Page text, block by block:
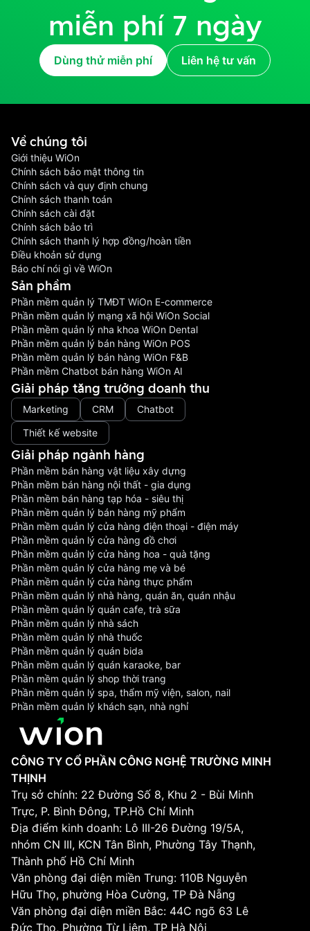
miễn phí 7 ngày
Dùng thử miễn phí Liên hệ tư vấn
Về chúng tôi
Giới thiệu WiOn
Chính sách bảo mật thông tin
Chính sách và quy định chung
Chính sách thanh toán
Chính sách cài đặt
Chính sách bảo trì
Chính sách thanh lý hợp đồng/hoàn tiền
Điều khoản sử dụng
Báo chí nói gì về WiOn
Sản phầm
Phần mềm quản lý TMĐT WiOn E-commerce
Phần mềm quản lý mạng xã hội WiOn Social
Phần mềm quản lý nha khoa WiOn Dental
Phần mềm quản lý bán hàng WiOn POS
Phần mềm quản lý bán hàng WiOn F&B
Phần mềm Chatbot bán hàng WiOn AI
Giải pháp tăng trưởng doanh thu
Marketing CRM
Chatbot
Thiết kế website
Giải pháp ngành hàng
Phần mềm bán hàng vật liệu xây dựng
Phần mềm bán hàng nội thất - gia dụng
Phần mềm bán hàng tạp hóa - siêu thị
Phần mềm quản lý bán hàng mỹ phẩm
Phần mềm quản lý cửa hàng điện thoại - điện máy
Phần mềm quản lý cửa hàng đồ chơi
Phần mềm quản lý cửa hàng hoa - quà tặng
Phần mềm quản lý cửa hàng mẹ và bé
Phần mềm quản lý cửa hàng thực phẩm
Phần mềm quản lý nhà hàng, quán ăn, quán nhậu
Phần mềm quản lý quán cafe, trà sữa
Phần mềm quản lý nhà sách
Phần mềm quản lý nhà thuốc
Phần mềm quản lý quán bida
Phần mềm quản lý quán karaoke, bar
Phần mềm quản lý shop thời trang
Phần mềm quản lý spa, thẩm mỹ viện, salon, nail
Phần mềm quản lý khách sạn, nhà nghỉ
CÔNG TY CỔ PHẦN CÔNG NGHỆ TRƯỜNG MINH
THỊNH
Trụ sở chính: 22 Đường Số 8, Khu 2 - Bùi Minh
Trực, P. Bình Đông, TP.Hồ Chí Minh
Địa điểm kinh doanh: Lô III-26 Đường 19/5A,
nhóm CN III, KCN Tân Bình, Phường Tây Thạnh,
Thành phố Hồ Chí Minh
Văn phòng đại diện miền Trung: 110B Nguyễn
Hữu Thọ, phường Hòa Cường, TP Đà Nẵng
Văn phòng đại diện miền Bắc: 44C ngõ 63 Lê
Đức Thọ, Phường Từ Liêm, TP Hà Nội